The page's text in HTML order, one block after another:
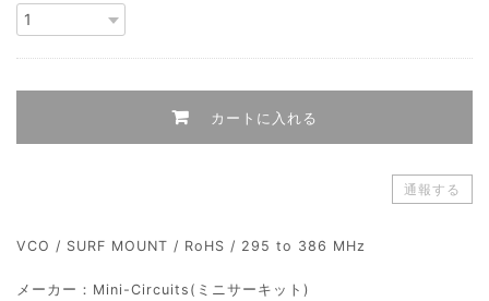
カートに入れる
通報する
VCO / SURF MOUNT / RoHS / 295 to 386 MHz
メーカー：Mini-Circuits(ミニサーキット)